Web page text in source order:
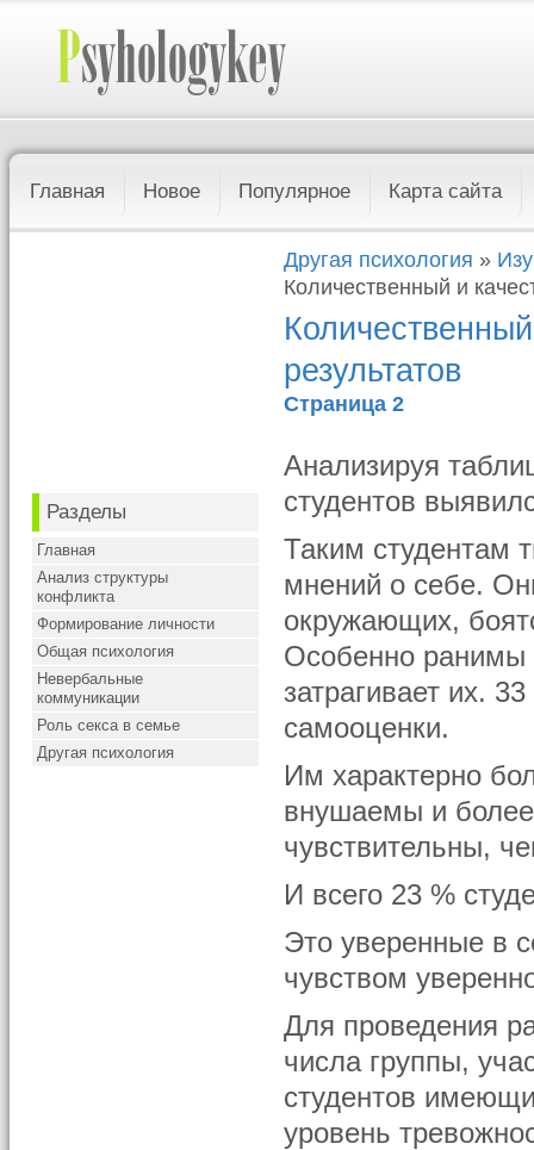
Главная Новое Популярное Карта сайта
Разделы
Главная
Анализ структуры
конфликта
Формирование личности
Общая психология
Невербальные
коммуникации
Роль секса в семье
Другая психология
Другая психология »
Количественный и
результатов
Страница 2
Анализируя
студентов
Таким студентам
мнений о себе.
окружающих,
Особенно ранимы
затрагивает их.
самооценки.
Им характерно
внушаемы и
чувствительны,
И всего 23 %
Это уверенные в
чувством
Для проведения
числа группы,
студентов
уровень